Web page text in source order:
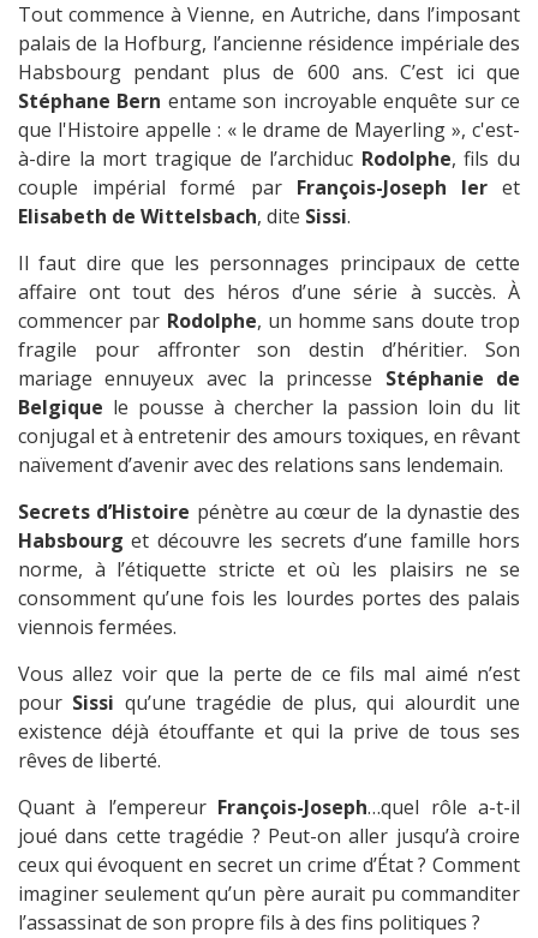
Tout commence à Vienne, en Autriche, dans l’imposant
palais de la Hofburg, l’ancienne résidence impériale des
Habsbourg pendant plus de 600 ans. C’est ici que
Stéphane Bern entame son incroyable enquête sur ce
que l'Histoire appelle : « le drame de Mayerling », c'est-
à-dire la mort tragique de l’archiduc Rodolphe, fils du
couple impérial formé parFrançois-Joseph Ieret
Elisabeth de Wittelsbach, dite Sissi.
Il faut dire que les personnages principaux de cette
affaire ont tout des héros d’une série à succès. À
commencer par Rodolphe, un homme sans doute trop
fragile pour affronter son destin d’héritier. Son
mariage ennuyeux avec la princesse Stéphanie de
Belgique le pousse à chercher la passion loin du lit
conjugal et à entretenir des amours toxiques, en rêvant
naïvement d’avenir avec des relations sans lendemain.
Secrets d’Histoire pénètre au cœur de la dynastie des
Habsbourg et découvre les secrets d’une famille hors
norme, à l’étiquette stricte et où les plaisirs ne se
consomment qu’une fois les lourdes portes des palais
viennois fermées.
Vous allez voir que la perte de ce fils mal aimé n’est
pour Sissi qu’une tragédie de plus, qui alourdit une
existence déjà étouffante et qui la prive de tous ses
rêves de liberté.
Quant à l’empereur François-Joseph…quel rôle a-t-il
joué dans cette tragédie ? Peut-on aller jusqu’à croire
ceux qui évoquent en secret un crime d’État ? Comment
imaginer seulement qu’un père aurait pu commanditer
l’assassinat de son propre fils à des fins politiques ?